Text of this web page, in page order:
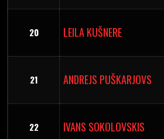
20 LEILA KUŠNERE
21 ANDREJS PUŠKARJOVS
22 IVANS SOKOLOVSKIS